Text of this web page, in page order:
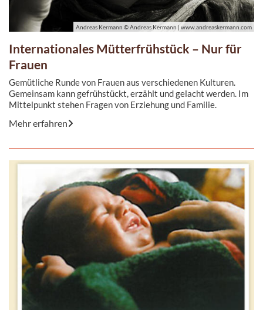
Internationales Mütterfrühstück – Nur für
Frauen
Gemütliche Runde von Frauen aus verschiedenen Kulturen.
Gemeinsam kann gefrühstückt, erzählt und gelacht werden. Im
Mittelpunkt stehen Fragen von Erziehung und Familie.
Mehr erfahren
Andreas Kermann © Andreas Kermann | www.andreaskermann.com